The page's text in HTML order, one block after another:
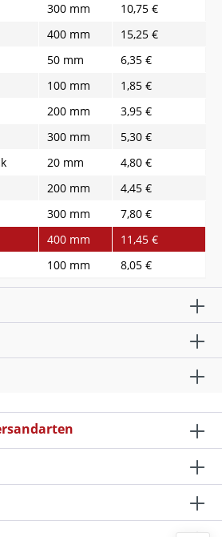
300 mm
10,75 €
400 mm
15,25 €
50 mm
6,35 €
100 mm
1,85 €
200 mm
3,95 €
300 mm
5,30 €
20 mm
4,80 €
200 mm
4,45 €
300 mm
7,80 €
400 mm
11,45 €
100 mm 8,05 €